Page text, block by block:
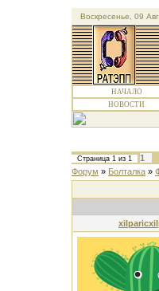
Воскресенье, 09
НАЧАЛО
НОВОСТИ
Страница 1 из 1
1
Форум » Болталка »